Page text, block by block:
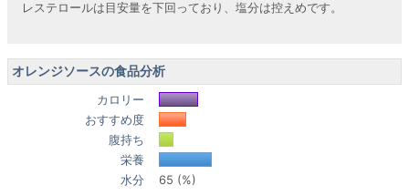
レステロールは目安量を下回っており、塩分は控えめです。
オレンジソースの食品分析
カロリー
おすすめ度
腹持ち
栄養
水分
65 (%)